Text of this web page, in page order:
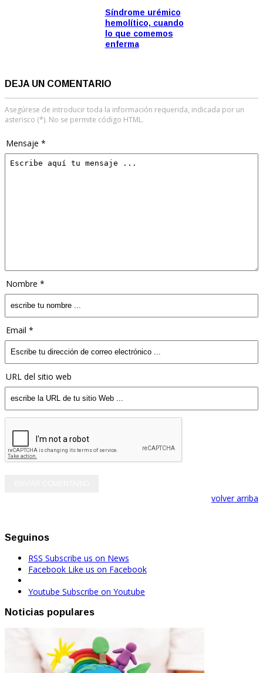
Síndrome urémico
hemolítico, cuando
lo que comemos
enferma
DEJA UN COMENTARIO
Asegúrese de introducir toda la información requerida, indicada por un
asterisco (*). No se permite código HTML.
Mensaje *
Nombre *
Email *
URL del sitio web
volver arriba
Seguinos
RSS Subscribe us on News
Facebook Like us on Facebook
Youtube Subscribe on Youtube
Noticias populares